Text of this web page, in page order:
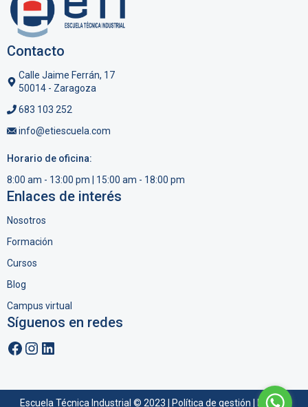
Contacto
Calle Jaime Ferrán, 17
50014 - Zaragoza
683 103 252
info@etiescuela.com
Horario de oficina:
8:00 am - 13:00 pm | 15:00 am - 18:00 pm
Enlaces de interés
Nosotros
Formación
Cursos
Blog
Campus virtual
Síguenos en redes
Facebook
Instagram
LinkedIn
Escuela Técnica Industrial © 2023 | Política de gestión Política